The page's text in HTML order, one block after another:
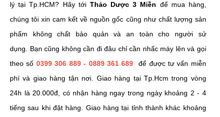
lý tại Tp.HCM? Hãy tới Thảo Dược 3 Miền để mua hàng,
chúng tôi xin cam kết về nguồn gốc cũng như chất lượng sản
phẩm không chất bảo quản và an toàn cho người sử
dụng. Bạn cũng không cần đi đâu chỉ cần nhấc máy lên và gọi
theo số 0399 306 889 - 0889 361 689
để được tư vấn miễn
phí và giao hàng tận nơi. Giao hàng tại Tp.Hcm trong vòng
24h là 20.000đ, có nhận hàng ngay trong ngày khoảng 2 - 4
tiếng sau khi đặt hàng. Giao hàng tại tỉnh thành khác khoảng